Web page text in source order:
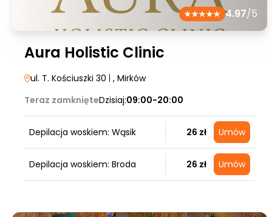
4.97/5
Aura Holistic Clinic
ul. T. Kościuszki 30 , Mirków
Teraz zamknięteDzisiaj:09:00-20:00
Depilacja woskiem: Wąsik 26 zł Umów
Depilacja woskiem: Broda 26 zł Umów